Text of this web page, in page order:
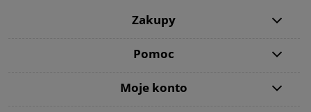
Zakupy
Pomoc
Moje konto